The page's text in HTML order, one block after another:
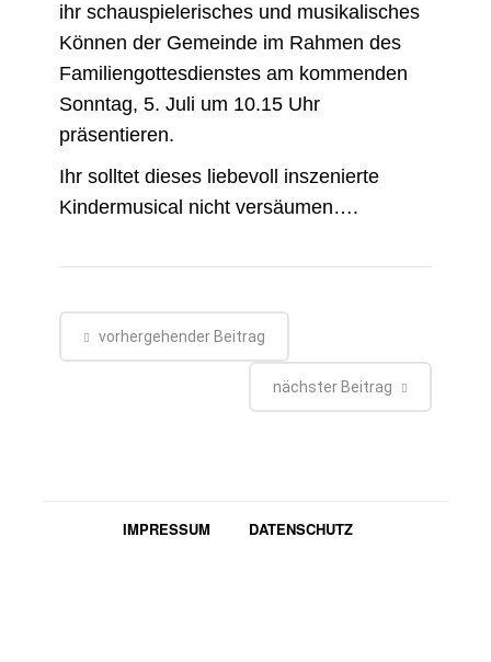
ihr schauspielerisches und musikalisches
Können der Gemeinde im Rahmen des
Familiengottesdienstes am kommenden
Sonntag, 5. Juli um 10.15 Uhr
präsentieren.
Ihr solltet dieses liebevoll inszenierte
Kindermusical nicht versäumen….
vorhergehender Beitrag
nächster Beitrag
IMPRESSUM DATENSCHUTZ